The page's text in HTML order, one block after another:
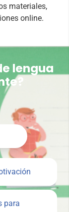
materiales,
online.
lengua
para